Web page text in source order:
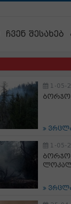
ჩვენ შესახებ
1-05-
1-05-